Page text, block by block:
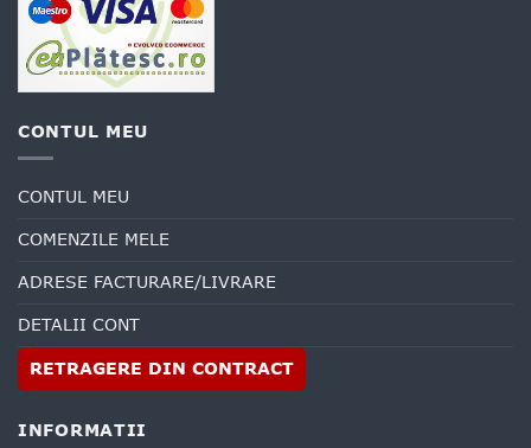
CONTUL MEU
CONTUL MEU
COMENZILE MELE
ADRESE FACTURARE/LIVRARE
DETALII CONT
RETRAGERE DIN CONTRACT
INFORMATII